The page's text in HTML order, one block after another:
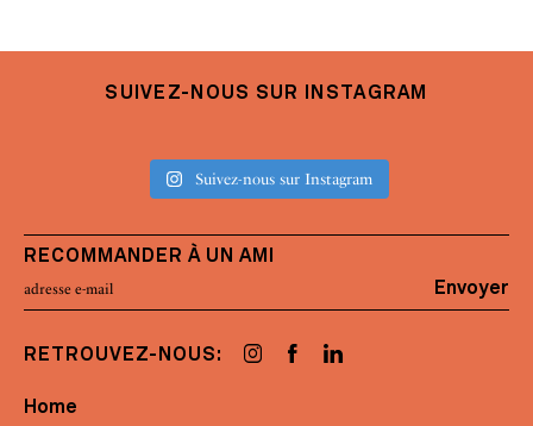
SUIVEZ-NOUS SUR INSTAGRAM
Suivez-nous sur Instagram
RECOMMANDER À UN AMI
Envoyer
RETROUVEZ-NOUS:
Home